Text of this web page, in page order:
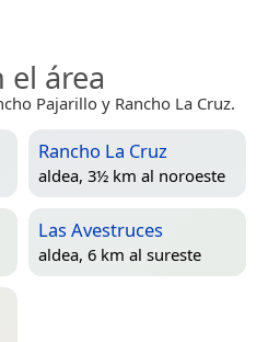
el área
Pajarillo y Rancho La Cruz.
Rancho La Cruz
aldea, 3½ km al noroeste
Las Avestruces
aldea, 6 km al sureste